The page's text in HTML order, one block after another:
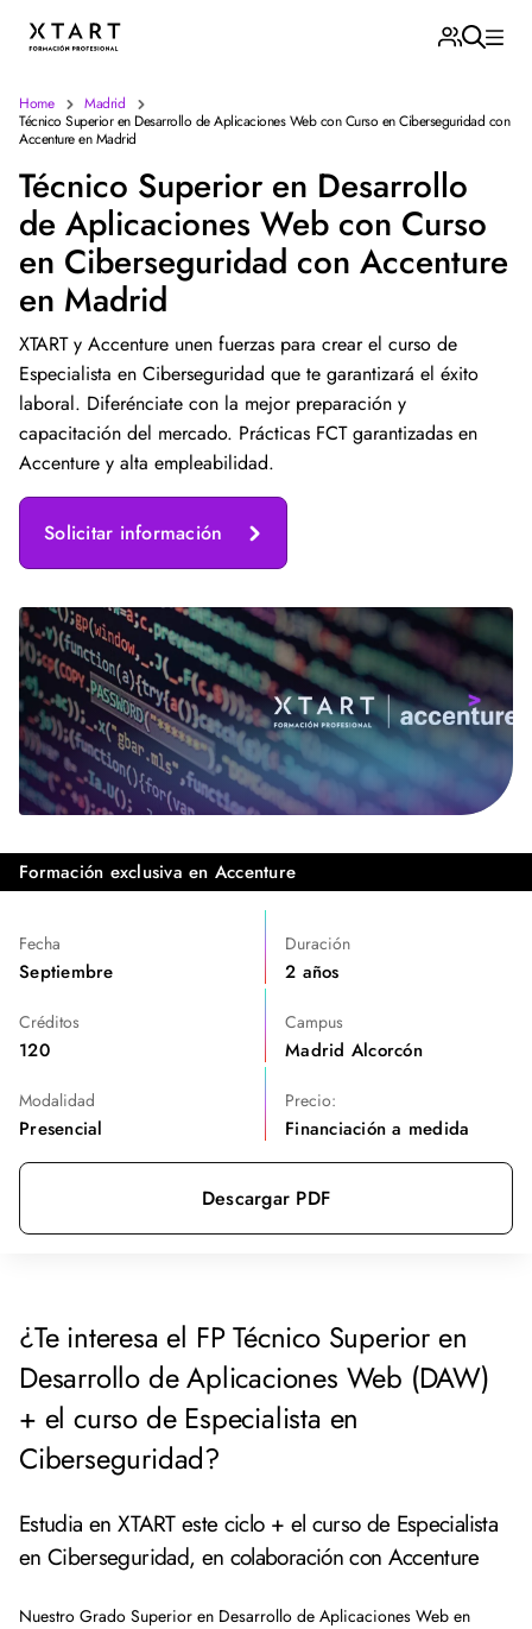
Home
Madrid
Técnico Superior en Desarrollo de Aplicaciones Web con Curso en Ciberseguridad con
Accenture en Madrid
Técnico Superior en Desarrollo
de Aplicaciones Web con Curso
en Ciberseguridad con Accenture
en Madrid
XTART y Accenture unen fuerzas para crear el curso de
Especialista en Ciberseguridad que te garantizará el éxito
laboral. Diferénciate con la mejor preparación y
capacitación del mercado. Prácticas FCT garantizadas en
Accenture y alta empleabilidad.
Solicitar información
Formación exclusiva en Accenture
Fecha
Septiembre
Duración
2 años
Créditos
120
Campus
Madrid Alcorcón
Modalidad
Presencial
Precio:
Financiación a medida
Descargar PDF
¿Te interesa el FP Técnico Superior en
Desarrollo de Aplicaciones Web (DAW)
+ el curso de Especialista en
Ciberseguridad?
Estudia en XTART este ciclo + el curso de Especialista
en Ciberseguridad, en colaboración con Accenture
Nuestro Grado Superior en Desarrollo de Aplicaciones Web en